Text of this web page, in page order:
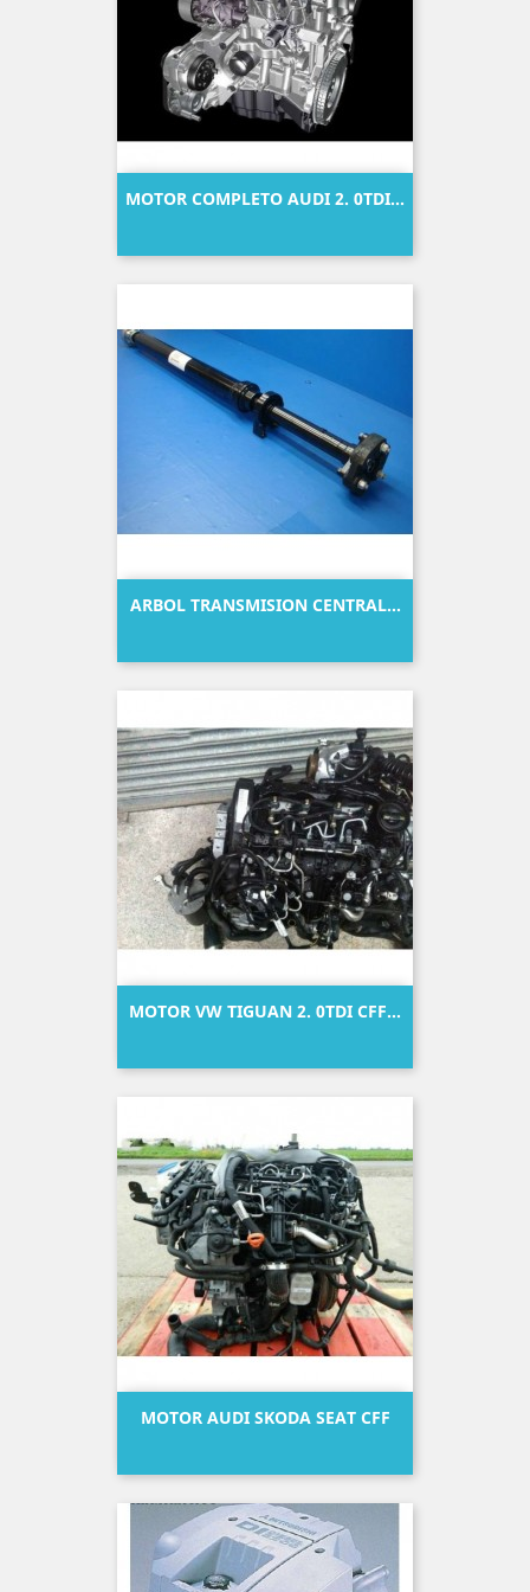
MOTOR COMPLETO AUDI 2. 0TDI...
ARBOL TRANSMISION CENTRAL...
MOTOR VW TIGUAN 2. 0TDI CFF...
MOTOR AUDI SKODA SEAT CFF